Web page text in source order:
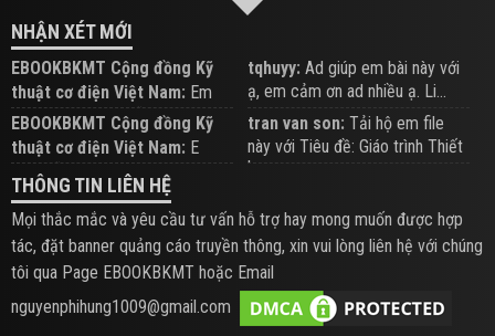
NHẬN XÉT MỚI
EBOOKBKMT Cộng đồng Kỹ
thuật cơ điện Việt Nam: Em
đăng trên Group hỗ trợ nhé
tqhuyy: Ad giúp em bài này với
ạ, em cảm ơn ad nhiều ạ. Li...
EBOOKBKMT Cộng đồng Kỹ
thuật cơ điện Việt Nam: E
xem hỗ trợ trên Group
tran van son: Tải hộ em file
này với Tiêu đề: Giáo trình Thiết
b...
THÔNG TIN LIÊN HỆ
Mọi thắc mắc và yêu cầu tư vấn hỗ trợ hay mong muốn được hợp
tác, đặt banner quảng cáo truyền thông, xin vui lòng liên hệ với chúng
tôi qua Page EBOOKBKMT hoặc Email
nguyenphihung1009@gmail.com